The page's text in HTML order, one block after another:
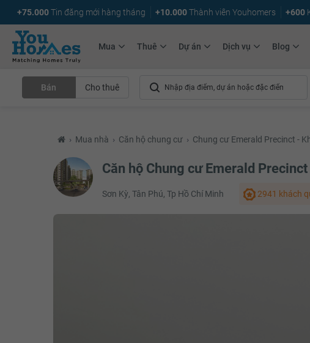
+75.000Tin đăng mới hàng tháng +10.000Thành viên Youhomers +600
Mua Thuê Dự án Dịch vụ Blog
Bán Cho thuê
› Mua nhà › Căn hộ chung cư › Chung cư Emerald Precinct -
Căn hộ Chung cư Emerald
Sơn Kỳ, Tân Phú, Tp Hồ Chí Minh 2941 khách